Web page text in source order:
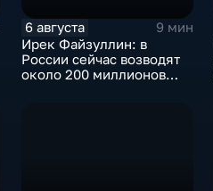
6 августа
9 мин
Ирек Файзуллин: в
России сейчас возводят
около 200 миллионов